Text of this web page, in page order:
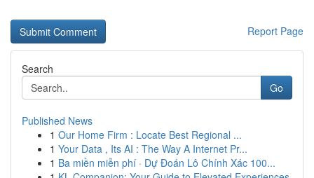
Report Page
Search
Go
Published News
1 Our Home Firm : Locate Best Regional ...
1 Your Data , Its AI : The Way A Internet Pr...
1 Ba miền miễn phí · Dự Đoán Lô Chính Xác 100...